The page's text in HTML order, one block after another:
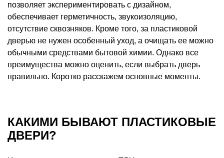
позволяет экспериментировать с дизайном,
обеспечивает герметичность, звукоизоляцию,
отсутствие сквозняков. Кроме того, за пластиковой
дверью не нужен особенный уход, а очищать ее можно
обычными средствами бытовой химии. Однако все
преимущества можно оценить, если выбрать дверь
правильно. Коротко расскажем основные моменты.
КАКИМИ БЫВАЮТ ПЛАСТИКОВЫЕ
ДВЕРИ?